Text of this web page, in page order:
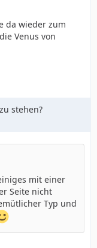
da wieder zum
Venus von
stehen?
mit einer
Seite nicht
Typ und